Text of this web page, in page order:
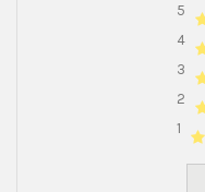
5
4
3
2
1